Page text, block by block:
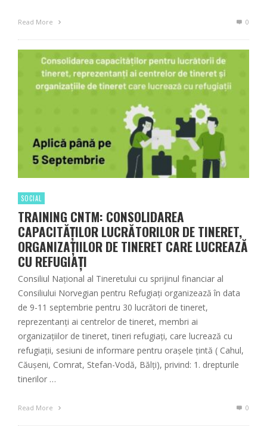
Read More 0
SOCIAL
TRAINING CNTM: CONSOLIDAREA
CAPACITĂȚILOR LUCRĂTORILOR DE TINERET,
ORGANIZAȚIILOR DE TINERET CARE LUCREAZĂ
CU REFUGIAȚI
Consiliul Național al Tineretului cu sprijinul financiar al
Consiliului Norvegian pentru Refugiați organizează în data
de 9-11 septembrie pentru 30 lucrători de tineret,
reprezentanți ai centrelor de tineret, membri ai
organizațiilor de tineret, tineri refugiați, care lucrează cu
refugiații, sesiuni de informare pentru orașele țintă ( Cahul,
Căușeni, Comrat, Stefan-Vodă, Bălți), privind: 1. drepturile
tinerilor …
Read More 0